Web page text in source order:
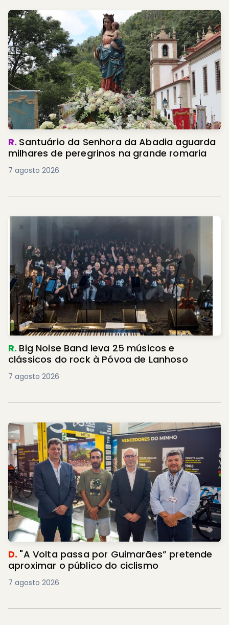
R. Santuário da Senhora da Abadia aguarda
milhares de peregrinos na grande romaria
7 agosto 2026
R. Big Noise Band leva 25 músicos e
clássicos do rock à Póvoa de Lanhoso
7 agosto 2026
D. "A Volta passa por Guimarães” pretende
aproximar o público do ciclismo
7 agosto 2026